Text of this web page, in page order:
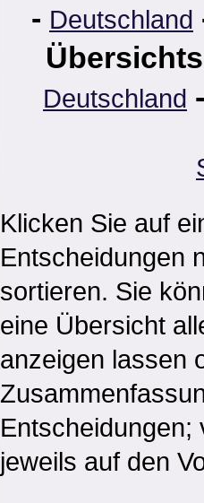
- Deutschland
Deutschland
Klicken Sie auf
Entscheidungen
sortieren. Sie
eine Übersicht
anzeigen lassen
Entscheidungen;
jeweils auf den